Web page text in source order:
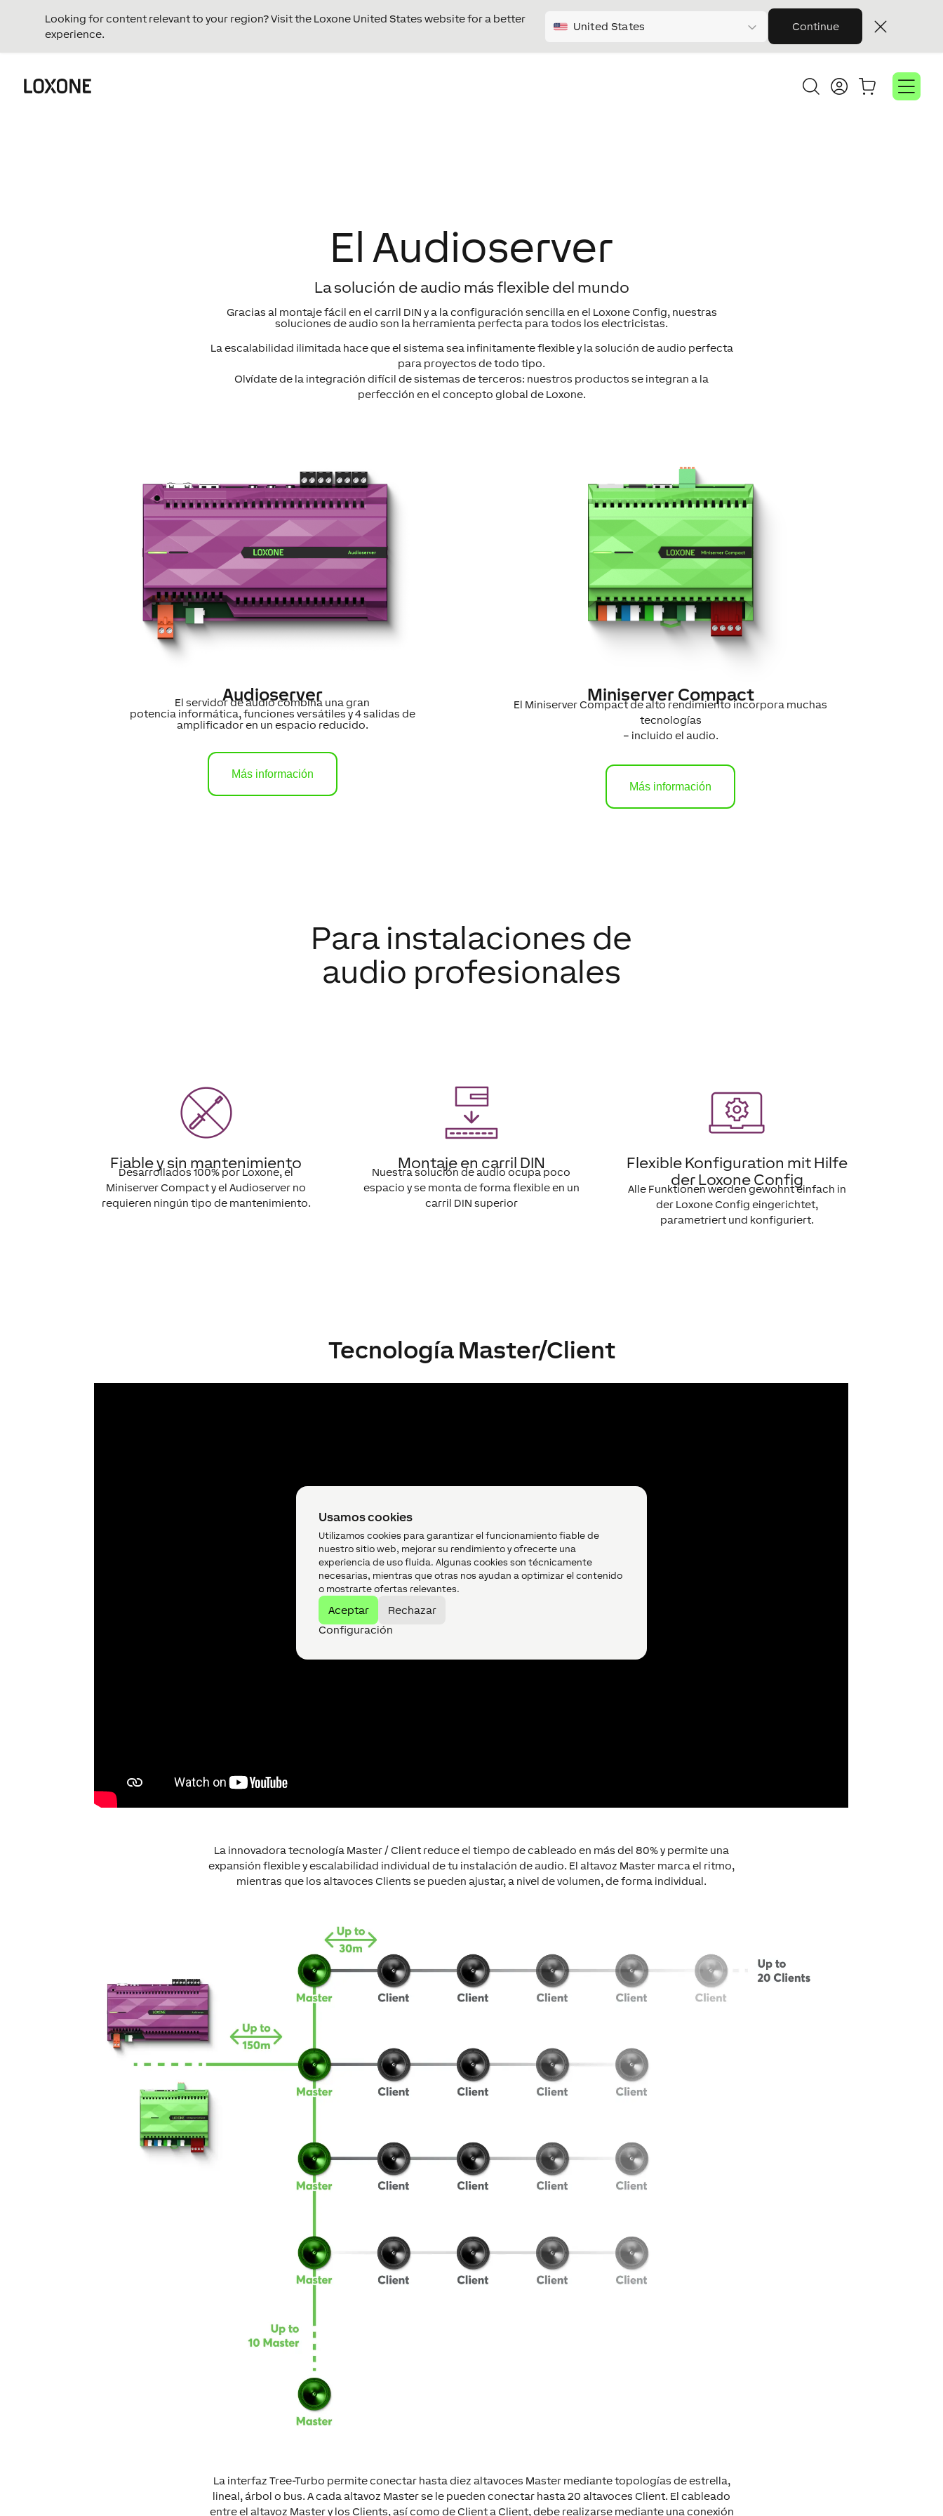
Usamos cookies
Utilizamos cookies para garantizar el funcionamiento fiable de
nuestro sitio web, mejorar su rendimiento y ofrecerte una
experiencia de uso fluida. Algunas cookies son técnicamente
necesarias, mientras que otras nos ayudan a optimizar el contenido
o mostrarte ofertas relevantes.
Aceptar
Rechazar
Configuración
Looking for content relevant to your region? Visit the Loxone United States website for a better
experience.
United States Continue
El Audioserver
La solución de audio más flexible del mundo
Gracias al montaje fácil en el carril DIN y a la configuración sencilla en el Loxone Config, nuestras
soluciones de audio son la herramienta perfecta para todos los electricistas.
La escalabilidad ilimitada hace que el sistema sea infinitamente flexible y la solución de audio perfecta
para proyectos de todo tipo.
Olvídate de la integración difícil de sistemas de terceros: nuestros productos se integran a la
perfección en el concepto global de Loxone.
Audioserver
El servidor de audio combina una gran
potencia informática, funciones versátiles y 4 salidas de
amplificador en un espacio reducido.
Más información
Miniserver Compact
El Miniserver Compact de alto rendimiento incorpora muchas
tecnologías
– incluido el audio.
Más información
Para instalaciones de
audio profesionales
Fiable y sin mantenimiento
Desarrollados 100% por Loxone, el
Miniserver Compact y el Audioserver no
requieren ningún tipo de mantenimiento.
Montaje en carril DIN
Nuestra solución de audio ocupa poco
espacio y se monta de forma flexible en un
carril DIN superior
Flexible Konfiguration mit Hilfe
der Loxone Config
Alle Funktionen werden gewohnt einfach in
der Loxone Config eingerichtet,
parametriert und konfiguriert.
Tecnología Master/Client
La innovadora tecnología Master / Client reduce el tiempo de cableado en más del 80% y permite una
expansión flexible y escalabilidad individual de tu instalación de audio. El altavoz Master marca el ritmo,
mientras que los altavoces Clients se pueden ajustar, a nivel de volumen, de forma individual.
La interfaz Tree-Turbo permite conectar hasta diez altavoces Master mediante topologías de estrella,
lineal, árbol o bus. A cada altavoz Master se le pueden conectar hasta 20 altavoces Client. El cableado
entre el altavoz Master y los Clients, así como de Client a Client, debe realizarse mediante una conexión